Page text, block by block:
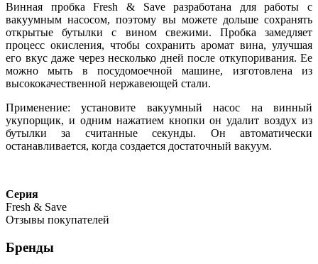
Винная пробка Fresh & Save разработана для работы с
вакуумным насосом, поэтому вы можете дольше сохранять
открытые бутылки с вином свежими. Пробка замедляет
процесс окисления, чтобы сохранить аромат вина, улучшая
его вкус даже через несколько дней после откупоривания. Ее
можно мыть в посудомоечной машине, изготовлена ​​из
высококачественной нержавеющей стали.
Применение: установите вакуумный насос на винный
укупорщик, и одним нажатием кнопки он удалит воздух из
бутылки за считанные секунды. Он автоматически
останавливается, когда создается достаточный вакуум.
Серия
Fresh & Save
Отзывы покупателей
Бренды